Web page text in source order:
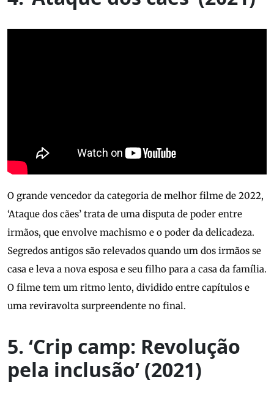
O grande vencedor da categoria de melhor filme de 2022,
‘Ataque dos cães’ trata de uma disputa de poder entre
irmãos, que envolve machismo e o poder da delicadeza.
Segredos antigos são relevados quando um dos irmãos se
casa e leva a nova esposa e seu filho para a casa da família.
O filme tem um ritmo lento, dividido entre capítulos e
uma reviravolta surpreendente no final.
5. ‘Crip camp: Revolução
pela inclusão’ (2021)